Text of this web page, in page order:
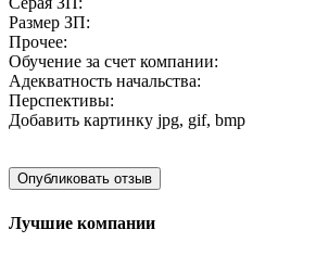
Размер ЗП:
Прочее:
Обучение за счет компании:
Адекватность начальства:
Перспективы:
Добавить картинку jpg, gif, bmp
Лучшие компании